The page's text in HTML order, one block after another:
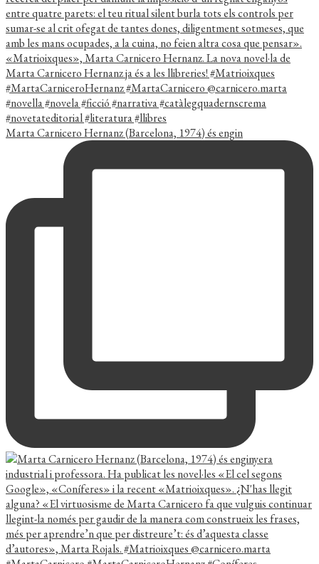
Marta Carnicero Hernanz (Barcelona, 1974) és engin